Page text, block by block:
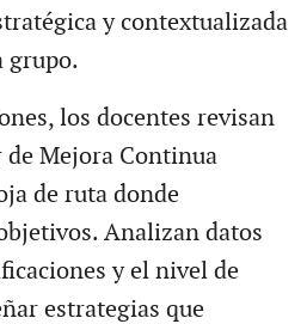
y contextualizada
grupo.
los docentes revisan
de Mejora Continua
de ruta donde
Analizan datos
y el nivel de
estrategias que